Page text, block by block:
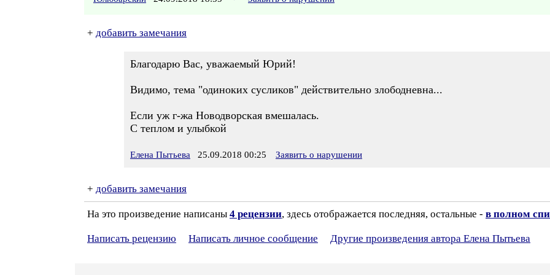
+ добавить замечания
Благодарю Вас, уважаемый Юрий!
Видимо, тема "одиноких сусликов" действительно злободневна...
Если уж г-жа Новодворская вмешалась.
С теплом и улыбкой
Елена Пытьева 25.09.2018 00:25 Заявить о нарушении
+ добавить замечания
На это произведение написаны 4 рецензии, здесь отображается последняя, остальные - в полном
Написать рецензию Написать личное сообщение Другие произведения автора Елена Пытьева